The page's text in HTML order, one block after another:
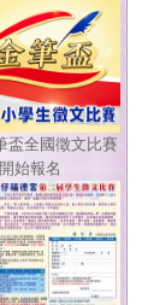
盃全國徵文比賽
開始報名